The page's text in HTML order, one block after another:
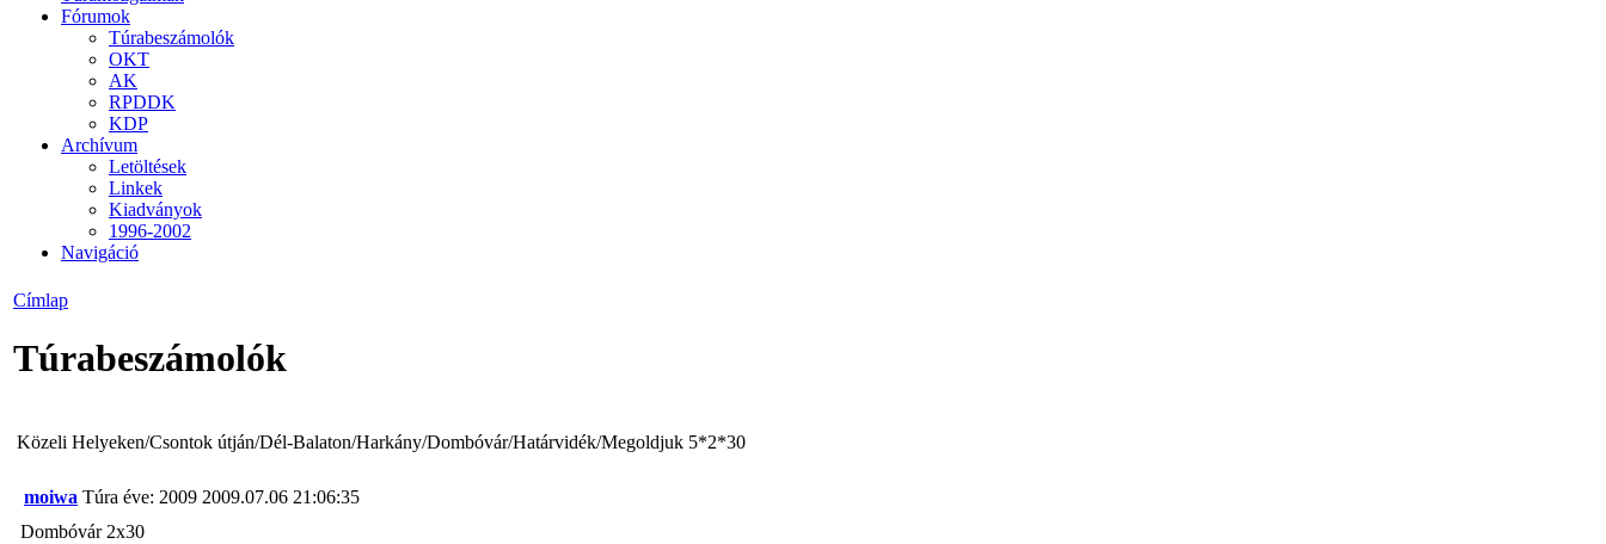
Fórumok
Túrabeszámolók
OKT
AK
RPDDK
KDP
Archívum
Letöltések
Linkek
Kiadványok
1996-2002
Navigáció
Címlap
Túrabeszámolók
Közeli Helyeken/Csontok útján/Dél-Balaton/Harkány/Dombóvár/Határvidék/Megoldjuk 5*2*30
moiwa Túra éve: 2009 2009.07.06 21:06:35
Dombóvár 2x30